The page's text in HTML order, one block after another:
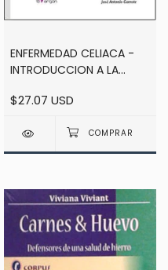
ENFERMEDAD CELIACA -
INTRODUCCION A LA
ARRANZ
$27.07 USD